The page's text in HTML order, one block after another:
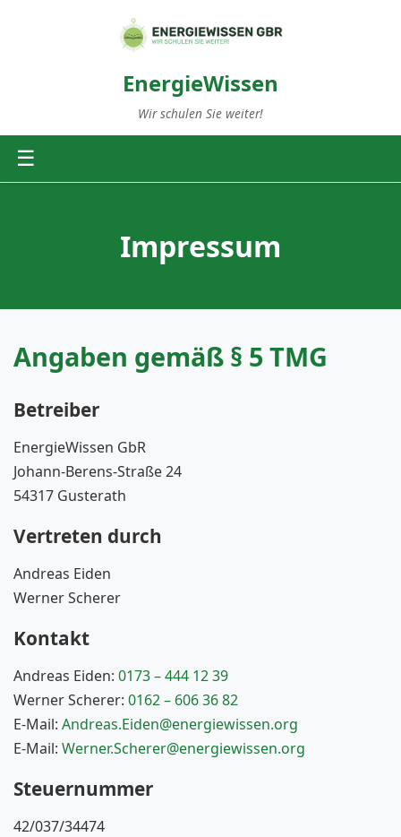
EnergieWissen
Wir schulen Sie weiter!
☰
Impressum
Angaben gemäß § 5 TMG
Betreiber
EnergieWissen GbR
Johann-Berens-Straße 24
54317 Gusterath
Vertreten durch
Andreas Eiden
Werner Scherer
Kontakt
Andreas Eiden: 0173 – 444 12 39
Werner Scherer: 0162 – 606 36 82
E-Mail: Andreas.Eiden@energiewissen.org
E-Mail: Werner.Scherer@energiewissen.org
Steuernummer
42/037/34474